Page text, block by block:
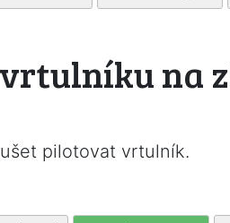
na
pilotovat vrtulník.